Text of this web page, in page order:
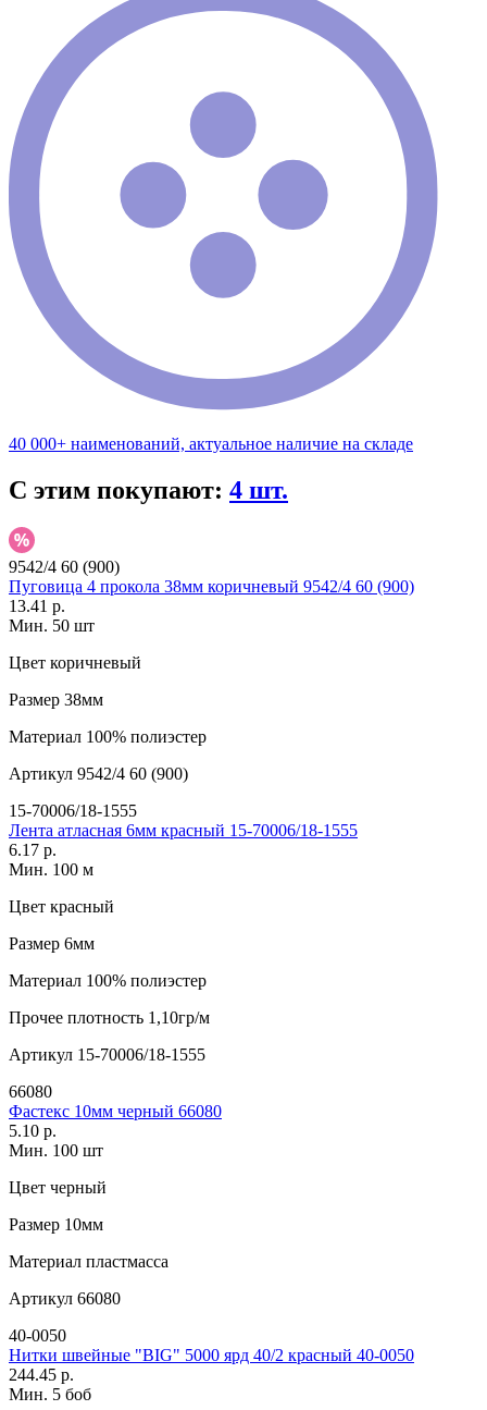
40 000+ наименований, актуальное наличие на складе
С этим покупают: 4 шт.
9542/4 60 (900)
Пуговица 4 прокола 38мм коричневый 9542/4 60 (900)
13.41 р.
Мин. 50 шт
Цвет коричневый
Размер 38мм
Материал 100% полиэстер
Артикул 9542/4 60 (900)
15-70006/18-1555
Лента атласная 6мм красный 15-70006/18-1555
6.17 р.
Мин. 100 м
Цвет красный
Размер 6мм
Материал 100% полиэстер
Прочее плотность 1,10гр/м
Артикул 15-70006/18-1555
66080
Фастекс 10мм черный 66080
5.10 р.
Мин. 100 шт
Цвет черный
Размер 10мм
Материал пластмасса
Артикул 66080
40-0050
Нитки швейные "BIG" 5000 ярд 40/2 красный 40-0050
244.45 р.
Мин. 5 боб